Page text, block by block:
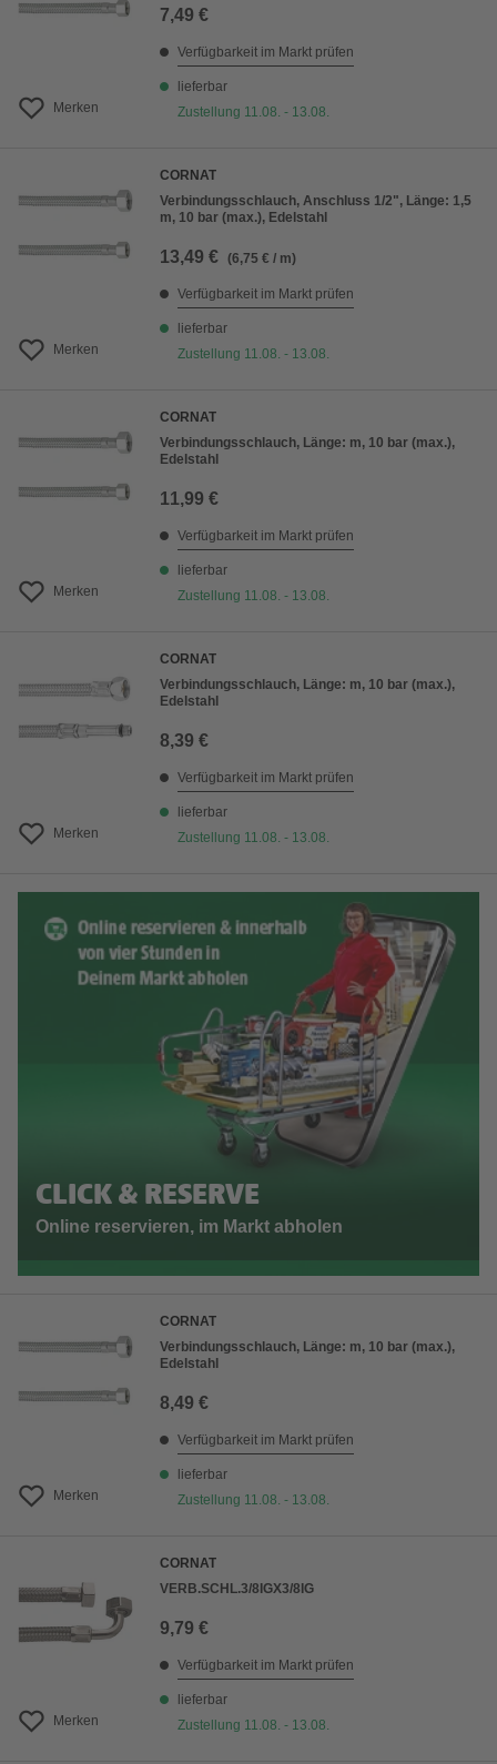
Merken
7,49 €
Verfügbarkeit im Markt prüfen
lieferbar
Zustellung 11.08. - 13.08.
Merken
CORNAT
Verbindungsschlauch, Anschluss 1/2", Länge: 1,5
m, 10 bar (max.), Edelstahl
13,49 € (6,75 € / m)
Verfügbarkeit im Markt prüfen
lieferbar
Zustellung 11.08. - 13.08.
Merken
CORNAT
Verbindungsschlauch, Länge: m, 10 bar (max.),
Edelstahl
11,99 €
Verfügbarkeit im Markt prüfen
lieferbar
Zustellung 11.08. - 13.08.
Merken
CORNAT
Verbindungsschlauch, Länge: m, 10 bar (max.),
Edelstahl
8,39 €
Verfügbarkeit im Markt prüfen
lieferbar
Zustellung 11.08. - 13.08.
CLICK & RESERVE
Online reservieren, im Markt abholen
Merken
CORNAT
Verbindungsschlauch, Länge: m, 10 bar (max.),
Edelstahl
8,49 €
Verfügbarkeit im Markt prüfen
lieferbar
Zustellung 11.08. - 13.08.
Merken
CORNAT
VERB.SCHL.3/8IGX3/8IG
9,79 €
Verfügbarkeit im Markt prüfen
lieferbar
Zustellung 11.08. - 13.08.